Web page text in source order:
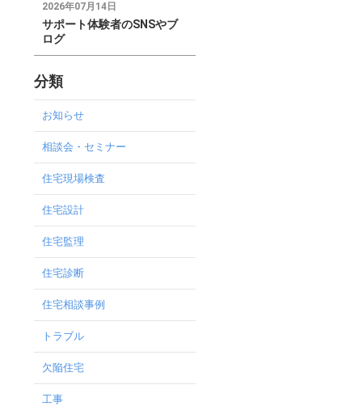
2026年07月14日
サポート体験者のSNSやブ
ログ
分類
お知らせ
相談会・セミナー
住宅現場検査
住宅設計
住宅監理
住宅診断
住宅相談事例
トラブル
欠陥住宅
工事